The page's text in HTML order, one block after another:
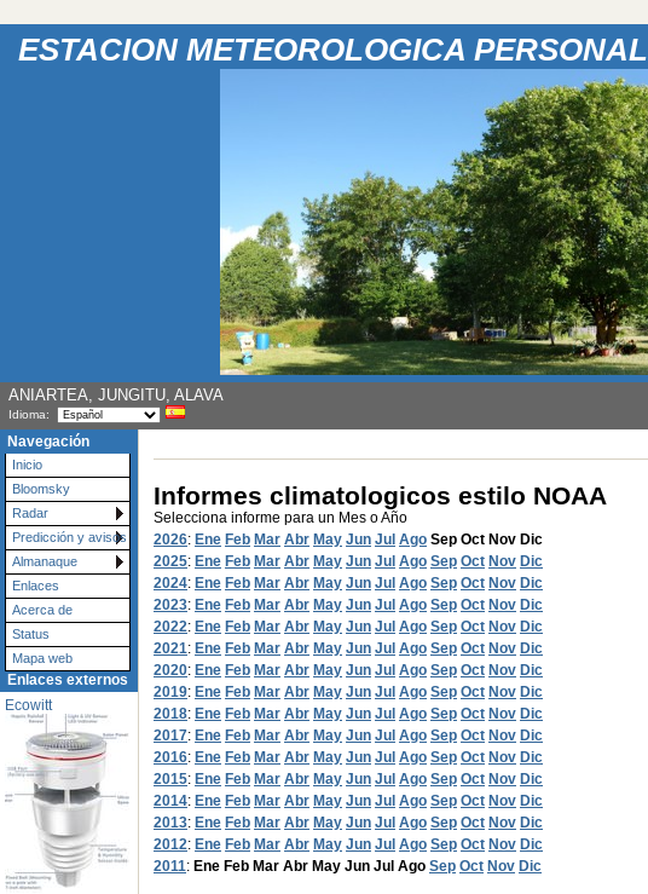
ESTACION METEOROLOGICA PERSONAL
ANIARTEA, JUNGITU, ALAVA
Idioma:
Navegación
Inicio
Bloomsky
Radar
Predicción y avisos
Almanaque
Enlaces
Acerca de
Status
Mapa web
Enlaces externos
Ecowitt
Informes climatologicos estilo NOAA
Selecciona informe para un Mes o Año
2026: Ene Feb Mar Abr May Jun Jul Ago Sep Oct Nov Dic
2025: Ene Feb Mar Abr May Jun Jul Ago Sep Oct Nov Dic
2024: Ene Feb Mar Abr May Jun Jul Ago Sep Oct Nov Dic
2023: Ene Feb Mar Abr May Jun Jul Ago Sep Oct Nov Dic
2022: Ene Feb Mar Abr May Jun Jul Ago Sep Oct Nov Dic
2021: Ene Feb Mar Abr May Jun Jul Ago Sep Oct Nov Dic
2020: Ene Feb Mar Abr May Jun Jul Ago Sep Oct Nov Dic
2019: Ene Feb Mar Abr May Jun Jul Ago Sep Oct Nov Dic
2018: Ene Feb Mar Abr May Jun Jul Ago Sep Oct Nov Dic
2017: Ene Feb Mar Abr May Jun Jul Ago Sep Oct Nov Dic
2016: Ene Feb Mar Abr May Jun Jul Ago Sep Oct Nov Dic
2015: Ene Feb Mar Abr May Jun Jul Ago Sep Oct Nov Dic
2014: Ene Feb Mar Abr May Jun Jul Ago Sep Oct Nov Dic
2013: Ene Feb Mar Abr May Jun Jul Ago Sep Oct Nov Dic
2012: Ene Feb Mar Abr May Jun Jul Ago Sep Oct Nov Dic
2011: Ene Feb Mar Abr May Jun Jul Ago Sep Oct Nov Dic